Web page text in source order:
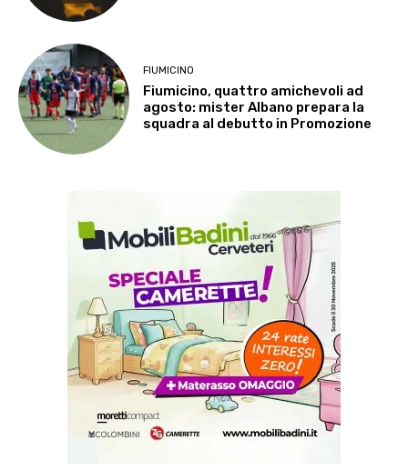
FIUMICINO
Fiumicino, quattro amichevoli ad
agosto: mister Albano prepara la
squadra al debutto in Promozione